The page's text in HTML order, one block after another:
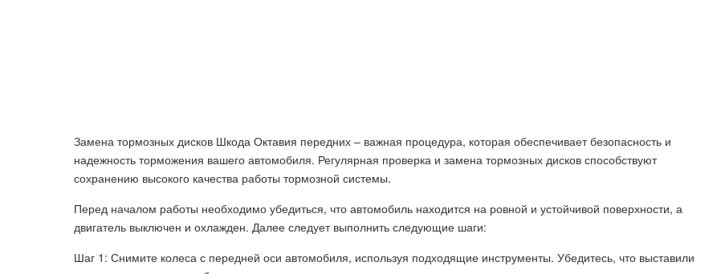
Замена тормозных дисков Шкода Октавия передних – важная процедура, которая обеспечивает безопасность и
надежность торможения вашего автомобиля. Регулярная проверка и замена тормозных дисков способствуют
сохранению высокого качества работы тормозной системы.
Перед началом работы необходимо убедиться, что автомобиль находится на ровной и устойчивой поверхности, а
двигатель выключен и охлажден. Далее следует выполнить следующие шаги:
Шаг 1: Снимите колеса с передней оси автомобиля, используя подходящие инструменты. Убедитесь, что выставили